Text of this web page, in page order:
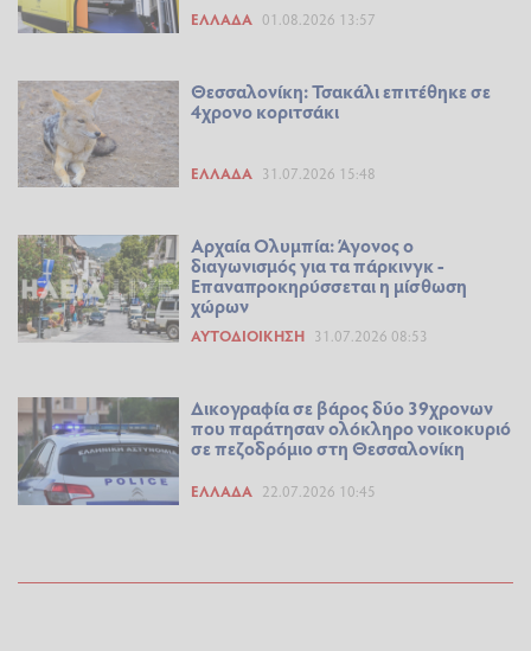
ΕΛΛΆΔΑ 01.08.2026 13:57
Θεσσαλονίκη: Τσακάλι επιτέθηκε σε
4χρονο κοριτσάκι
ΕΛΛΆΔΑ 31.07.2026 15:48
Αρχαία Ολυμπία: Άγονος ο
διαγωνισμός για τα πάρκινγκ -
Επαναπροκηρύσσεται η μίσθωση
χώρων
ΑΥΤΟΔΙΟΊΚΗΣΗ 31.07.2026 08:53
Δικογραφία σε βάρος δύο 39χρονων
που παράτησαν ολόκληρο νοικοκυριό
σε πεζοδρόμιο στη Θεσσαλονίκη
ΕΛΛΆΔΑ 22.07.2026 10:45